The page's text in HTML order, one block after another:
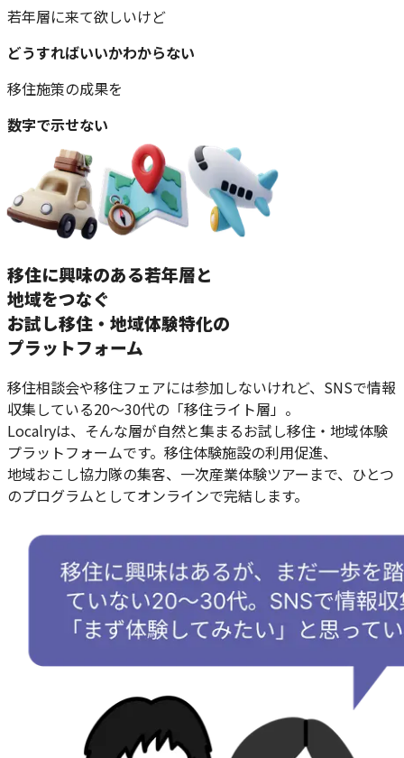
若年層に来て欲しいけど
どうすればいいかわからない
移住施策の成果を
数字で示せない
移住に興味のある若年層と
地域をつなぐ
お試し移住・地域体験特化の
プラットフォーム
移住相談会や移住フェアには参加しないけれど、SNSで情報
収集している20〜30代の「移住ライト層」。
Localryは、そんな層が自然と集まるお試し移住・地域体験
プラットフォームです。移住体験施設の利用促進、
地域おこし協力隊の集客、一次産業体験ツアーまで、ひとつ
のプログラムとしてオンラインで完結します。